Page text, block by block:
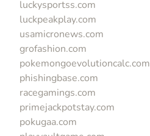
luckysportss.com
luckpeakplay.com
usamicronews.com
grofashion.com
pokemongoevolutioncalc.com
phishingbase.com
racegamings.com
primejackpotstay.com
pokugaa.com